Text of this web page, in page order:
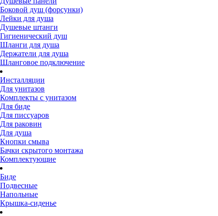
Боковой душ (форсунки)
Лейки для душа
Душевые штанги
Гигиенический душ
Шланги для душа
Держатели для душа
Шланговое подключение
Инсталляции
Для унитазов
Комплекты с унитазом
Для биде
Для писсуаров
Для раковин
Для душа
Кнопки смыва
Бачки скрытого монтажа
Комплектующие
Биде
Подвесные
Напольные
Крышка-сиденье